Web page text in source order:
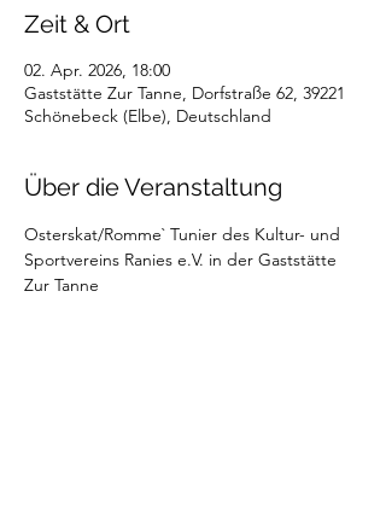
Zeit & Ort
02. Apr. 2026, 18:00
Gaststätte Zur Tanne, Dorfstraße 62, 39221
Schönebeck (Elbe), Deutschland
Über die Veranstaltung
Osterskat/Romme` Tunier des Kultur- und
Sportvereins Ranies e.V. in der Gaststätte
Zur Tanne